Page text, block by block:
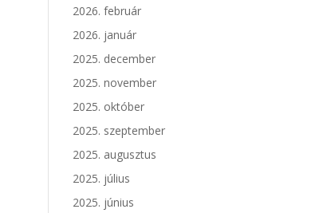
2026. február
2026. január
2025. december
2025. november
2025. október
2025. szeptember
2025. augusztus
2025. július
2025. június